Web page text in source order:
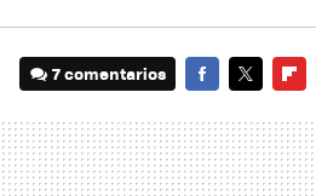
7 comentarios